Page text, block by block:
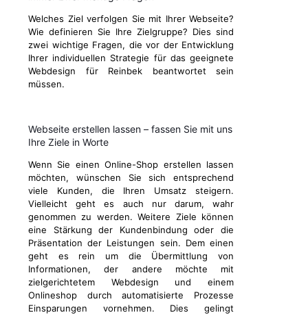
Welches Ziel verfolgen Sie mit Ihrer Webseite?
Wie definieren Sie Ihre Zielgruppe? Dies sind
zwei wichtige Fragen, die vor der Entwicklung
Ihrer individuellen Strategie für das geeignete
Webdesign für Reinbek beantwortet sein
müssen.
Webseite erstellen lassen – fassen Sie mit uns
Ihre Ziele in Worte
Wenn Sie einen Online-Shop erstellen lassen
möchten, wünschen Sie sich entsprechend
viele Kunden, die Ihren Umsatz steigern.
Vielleicht geht es auch nur darum, wahr
genommen zu werden. Weitere Ziele können
eine Stärkung der Kundenbindung oder die
Präsentation der Leistungen sein. Dem einen
geht es rein um die Übermittlung von
Informationen, der andere möchte mit
zielgerichtetem Webdesign und einem
Onlineshop durch automatisierte Prozesse
Einsparungen vornehmen. Dies gelingt